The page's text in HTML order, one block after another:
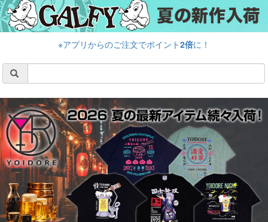
※アプリからのご注文でポイント2倍に！